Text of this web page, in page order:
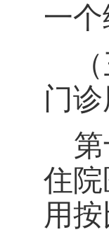
一
门
住
用按